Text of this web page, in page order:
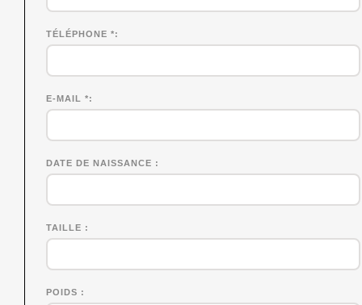
TÉLÉPHONE *
E-MAIL *
DATE DE NAISSANCE
TAILLE
POIDS